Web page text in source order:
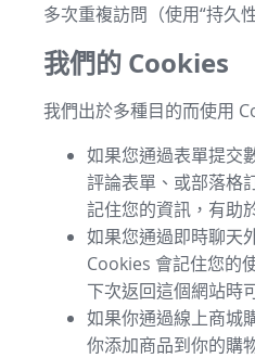
多次重複訪問（使用“持久
我們的 Cookies
我們出於多種目的而使用
如果您通過表單提交
評論表單、或部落格
記住您的資訊，有助
如果您通過即時聊天
Cookies 會記住您的
下次返回這個網站時
如果你通過線上商城
你添加商品到你的購